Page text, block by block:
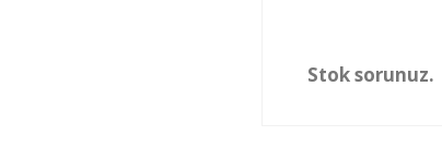
Stok sorunuz.